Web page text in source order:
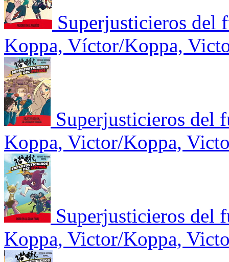
Superjusticieros del
Koppa, Víctor/Koppa,
Superjusticieros del
Koppa, Victor/Koppa,
Superjusticieros del
Koppa, Victor/Koppa,